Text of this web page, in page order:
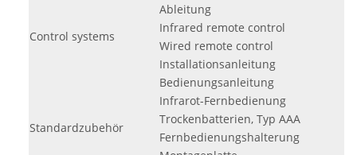
Ableitung
Control systems
Infrared remote control
Wired remote control
Standardzubehör
Installationsanleitung
Bedienungsanleitung
Infrarot-Fernbedienung
Trockenbatterien, Typ AAA
Fernbedienungshalterung